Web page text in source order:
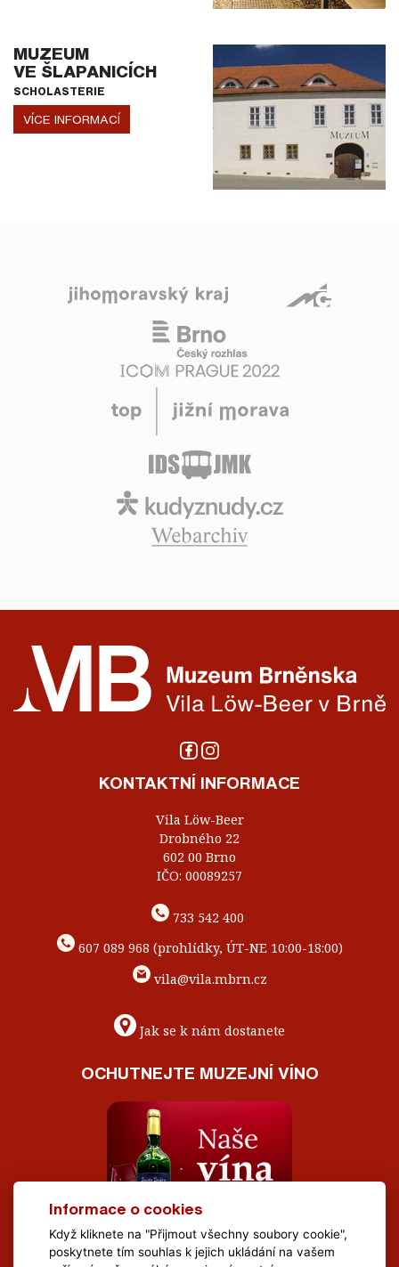
MUZEUM
VE ŠLAPANICÍCH
SCHOLASTERIE
VÍCE INFORMACÍ
KONTAKTNÍ INFORMACE
Vila Löw-Beer
Drobného 22
602 00 Brno
IČO: 00089257
733 542 400
607 089 968 (prohlídky, ÚT-NE 10:00-18:00)
vila@vila.mbrn.cz
Jak se k nám dostanete
OCHUTNEJTE MUZEJNÍ VÍNO
Informace o cookies
Když kliknete na "Přijmout všechny soubory cookie",
poskytnete tím souhlas k jejich ukládání na vašem